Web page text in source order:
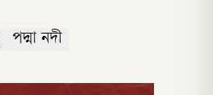
পদ্মা নদী